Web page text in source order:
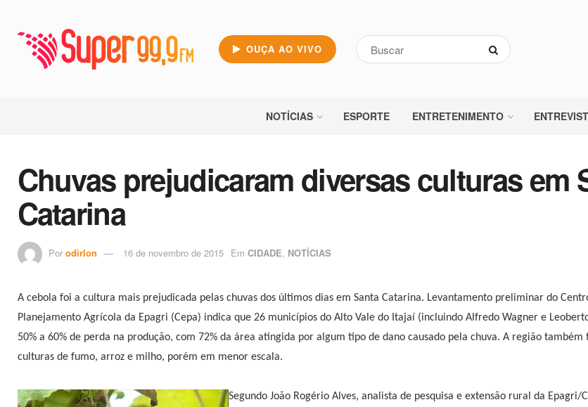
OUÇA AO VIVO
NOTÍCIAS ESPORTE ENTRETENIMENTO
Chuvas prejudicaram diversas culturas em
Catarina
Por odirlon 16 de novembro de 2015 Em CIDADE, NOTÍCIAS
A cebola foi a cultura mais prejudicada pelas chuvas dos últimos dias em Santa Catarina. Levantamento preliminar do
Planejamento Agrícola da Epagri (Cepa) indica que 26 municípios do Alto Vale do Itajaí (incluindo Alfredo Wagner e
50% a 60% de perda na produção, com 72% da área atingida por algum tipo de dano causado pela chuva. A região também
culturas de fumo, arroz e milho, porém em menor escala.
Segundo João Rogério Alves, analista de pesquisa e extensão rural da Epagri/